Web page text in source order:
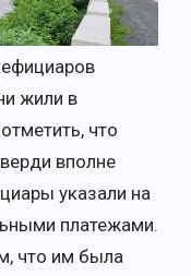
жили в
что
вполне
указали на
платежами.
что им была